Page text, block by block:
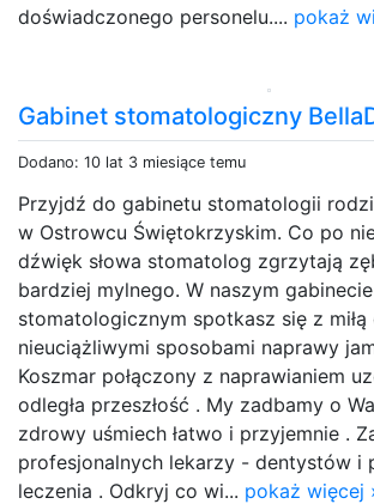
doświadczonego personelu.... pokaż
Gabinet stomatologiczny
Dodano: 10 lat 3 miesiące temu
Przyjdź do gabinetu stomatologii
w Ostrowcu Świętokrzyskim. Co po
dźwięk słowa stomatolog zgrzytają
bardziej mylnego. W naszym gabinecie
stomatologicznym spotkasz się z miłą
nieuciążliwymi sposobami naprawy
Koszmar połączony z naprawianiem
odległa przeszłość . My zadbamy o
zdrowy uśmiech łatwo i przyjemnie .
profesjonalnych lekarzy - dentystów i
leczenia . Odkryj co wi... pokaż więcej